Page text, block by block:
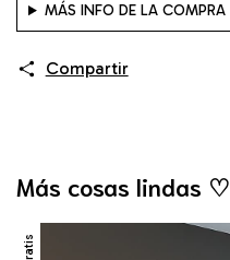
MÁS INFO DE LA COMPRA
Compartir
Más cosas lindas ♡